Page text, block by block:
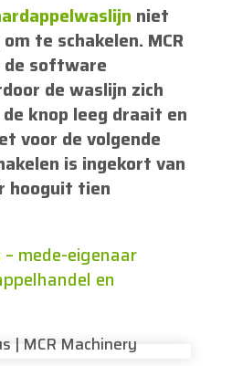
niet
te schakelen. MCR
software
de waslijn zich
knop leeg draait en
voor de volgende
is ingekort van
hooguit tien
mede-eigenaar
en